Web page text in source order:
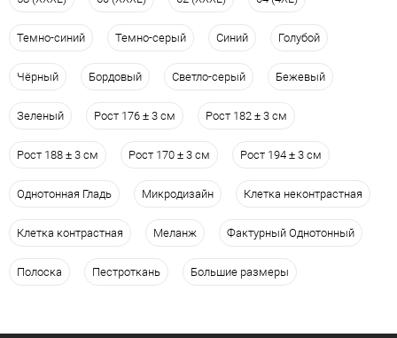
Темно-синий Темно-серый Синий Голубой
Чёрный Бордовый Светло-серый Бежевый
Зеленый Рост 176 ± 3 см Рост 182 ± 3 см
Рост 188 ± 3 см Рост 170 ± 3 см Рост 194 ± 3 см
Однотонная Гладь Микродизайн Клетка неконтрастная
Клетка контрастная Меланж Фактурный Однотонный
Полоска Пестроткань Большие размеры